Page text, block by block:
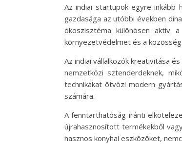
Az indiai startupok egyre inkább
gazdasága az utóbbi években
ökoszisztéma különösen aktív
környezetvédelmet és a
Az indiai vállalkozók kreativitása
nemzetközi sztenderdeknek,
technikákat ötvözi modern
számára.
A fenntarthatóság iránti
újrahasznosított termékekből
hasznos konyhai eszközöket,